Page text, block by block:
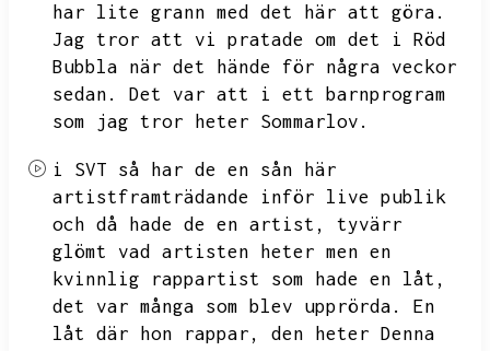
har lite grann med det här att göra.
Jag tror att vi pratade om det i Röd
Bubbla när det hände för några veckor
sedan.
Det var att i ett barnprogram
som jag tror heter Sommarlov.
i SVT så har de en sån här
artistframträdande inför live publik
och då hade de en artist,
tyvärr
glömt vad artisten heter men en
kvinnlig rappartist som hade en låt,
det var många som blev upprörda.
En
låt där hon rappar,
den heter Denna